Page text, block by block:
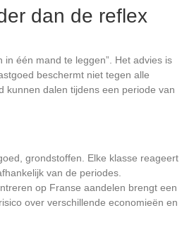
dan de reflex
één mand te leggen”. Het advies is
beschermt niet tegen alle
kunnen dalen tijdens een periode van
grondstoffen. Elke klasse reageert
van de periodes.
op Franse aandelen brengt een
over verschillende economieën en